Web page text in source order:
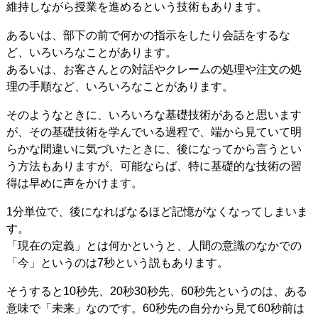
維持しながら授業を進めるという技術もあります。
あるいは、部下の前で何かの指示をしたり会話をするな
ど、いろいろなことがあります。
あるいは、お客さんとの対話やクレームの処理や注文の処
理の手順など、いろいろなことがあります。
そのようなときに、いろいろな基礎技術があると思います
が、その基礎技術を学んでいる過程で、端から見ていて明
らかな間違いに気づいたときに、後になってから言うとい
う方法もありますが、可能ならば、特に基礎的な技術の習
得は早めに声をかけます。
1分単位で、後になればなるほど記憶がなくなってしまいま
す。
「現在の定義」とは何かというと、人間の意識のなかでの
「今」というのは7秒という説もあります。
そうすると10秒先、20秒30秒先、60秒先というのは、ある
意味で「未来」なのです。60秒先の自分から見て60秒前は